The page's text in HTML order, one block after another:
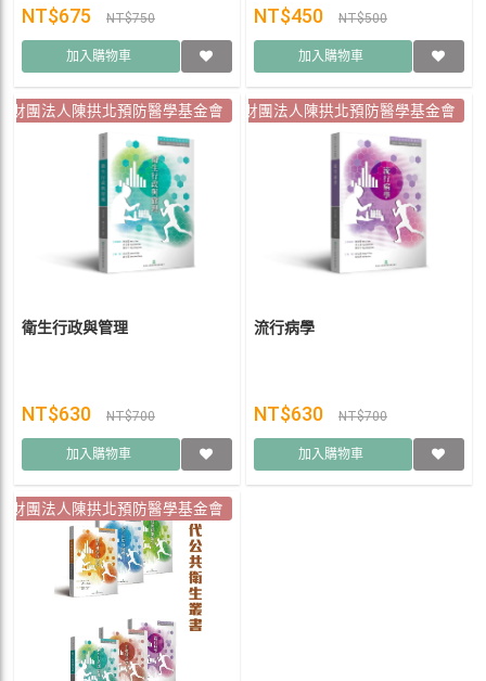
NT$675 NT$750
加入購物車
NT$450 NT$500
加入購物車
財團法人陳拱北預防醫學基金會
衛生行政與管理
NT$630 NT$700
加入購物車
財團法人陳拱北預防醫學基金會
流行病學
NT$630 NT$700
加入購物車
財團法人陳拱北預防醫學基金會